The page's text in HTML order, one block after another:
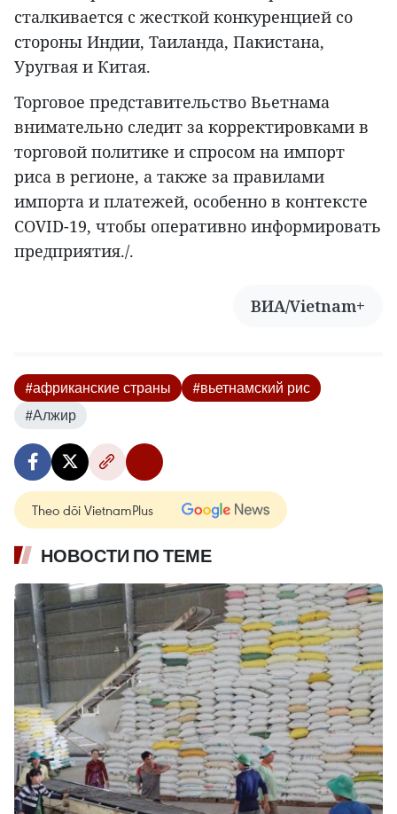
сталкивается с жесткой конкуренцией со
стороны Индии, Таиланда, Пакистана,
Уругвая и Китая.
Торговое представительство Вьетнама
внимательно следит за корректировками в
торговой политике и спросом на импорт
риса в регионе, а также за правилами
импорта и платежей, особенно в контексте
COVID-19, чтобы оперативно информировать
предприятия./.
ВИА/Vietnam+
#африканские страны
#вьетнамский рис
#Алжир
Theo dõi VietnamPlus
НОВОСТИ ПО ТЕМЕ